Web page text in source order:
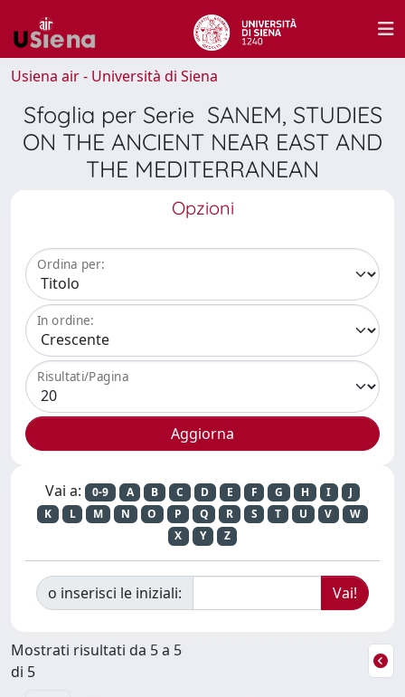
Usiena air - Università di Siena
Sfoglia per Serie SANEM, STUDIES
ON THE ANCIENT NEAR EAST AND
THE MEDITERRANEAN
Opzioni
Ordina per:
In ordine:
Risultati/Pagina
Vai a: 0-9 A B C D E F G H I
J
K
L M N O P Q R S T U V
W
X
Y Z
o inserisci le iniziali:
Mostrati risultati da 5 a 5
di 5